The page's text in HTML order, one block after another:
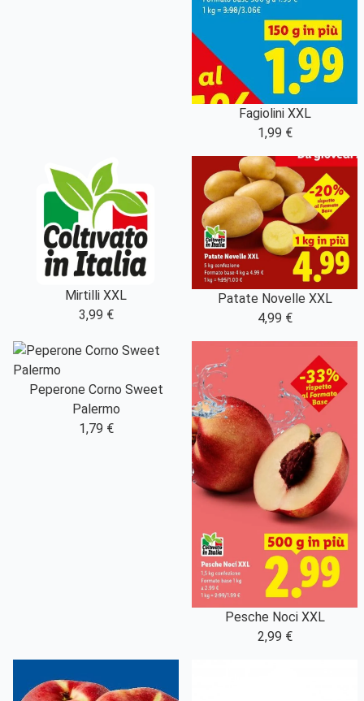
Fagiolini XXL
1,99 €
Mirtilli XXL
3,99 €
Patate Novelle XXL
4,99 €
Peperone Corno Sweet
Palermo
1,79 €
Pesche Noci XXL
2,99 €